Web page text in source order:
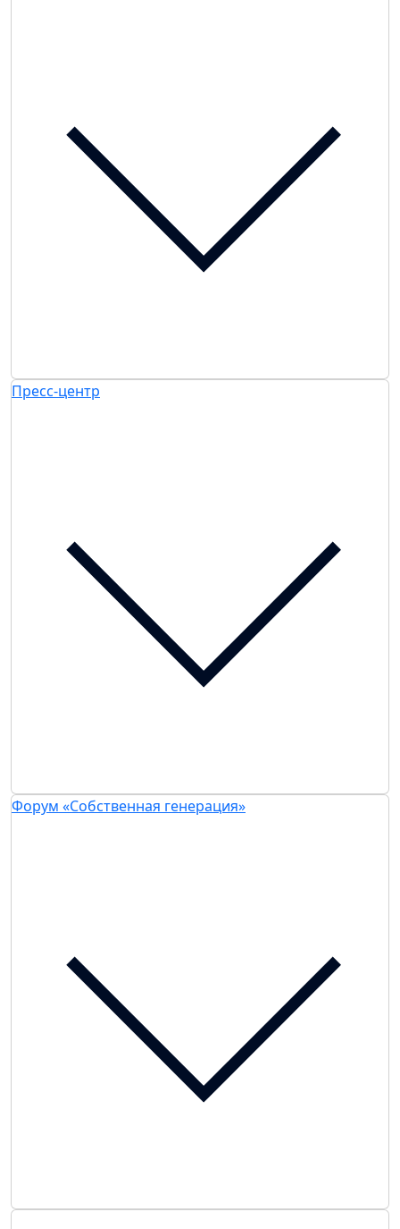
Пресс-центр
Форум «Собственная генерация»